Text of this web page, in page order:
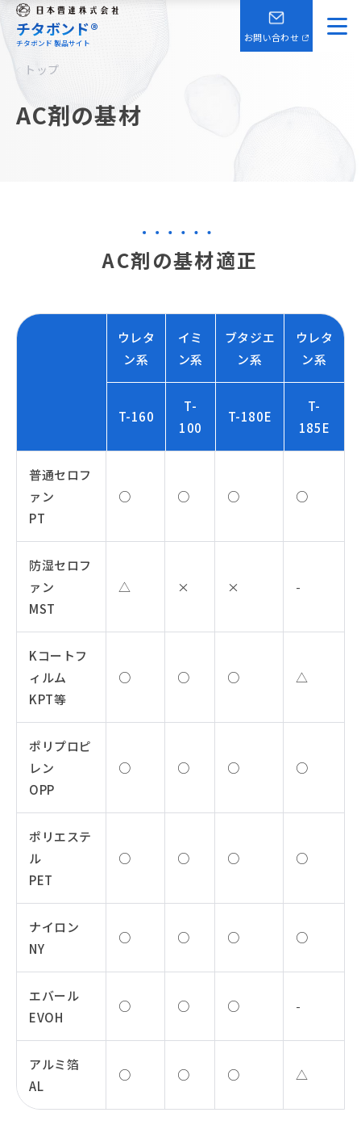
チタボンド®
チタボンド 製品サイト お問い合わせ
トップ
AC剤の基材
AC剤の基材適正
ウレタ
ン系
イミ
ン系
ブタジエ
ン系
ウレタ
ン系
T-160
T-
100
T-180E
T-
185E
普通セロフ
ァン
PT
○ ○ ○ ○
防湿セロフ
ァン
MST
△ × × -
Kコートフ
ィルム
KPT等
○ ○ ○ △
ポリプロピ
レン
OPP
○ ○ ○ ○
ポリエステ
ル
PET
○ ○ ○ ○
ナイロン
NY
○ ○ ○ ○
エバール
EVOH
○ ○ ○ -
アルミ箔
AL
○ ○ ○ △